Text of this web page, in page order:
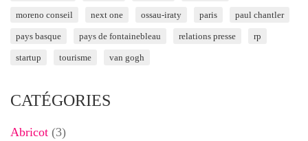
moreno conseil next one ossau-iraty paris paul chantler
pays basque pays de fontainebleau relations presse rp
startup tourisme van gogh
CATÉGORIES
Abricot (3)